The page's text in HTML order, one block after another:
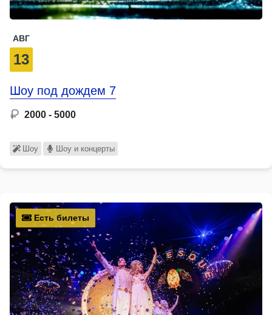
АВГ
13
Шоу под дождем 7
2000 - 5000
Шоу Шоу и концерты
Есть билеты